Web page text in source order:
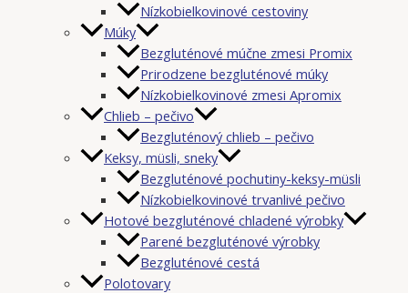
Nízkobielkovinové cestoviny
Múky
Bezgluténové múčne zmesi Promix
Prirodzene bezgluténové múky
Nízkobielkovinové zmesi Apromix
Chlieb – pečivo
Bezgluténový chlieb – pečivo
Keksy, müsli, sneky
Bezgluténové pochutiny-keksy-müsli
Nízkobielkovinové trvanlivé pečivo
Hotové bezgluténové chladené výrobky
Parené bezgluténové výrobky
Bezgluténové cestá
Polotovary